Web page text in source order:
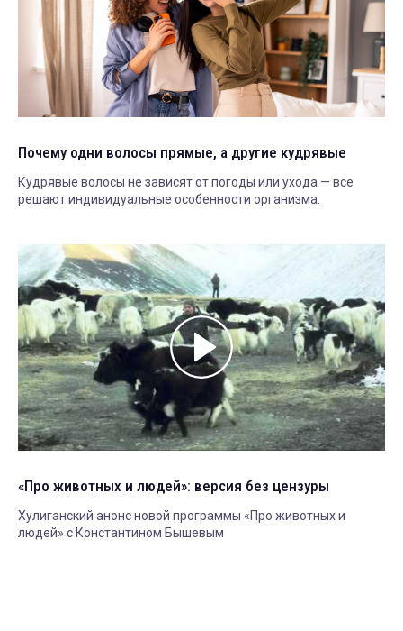
Почему одни волосы прямые, а другие кудрявые
Кудрявые волосы не зависят от погоды или ухода — все
решают индивидуальные особенности организма.
«Про животных и людей»: версия без цензуры
Хулиганский анонс новой программы «Про животных и
людей» с Константином Бышевым